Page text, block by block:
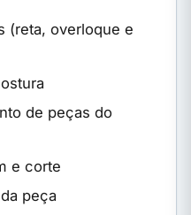
(reta, overloque e
de peças do
e corte
peça